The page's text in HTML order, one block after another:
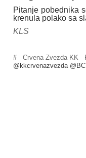
Pitanje pobednika
krenula polako sa
KLS
# Crvena Zvezda KK
@kkcrvenazvezda